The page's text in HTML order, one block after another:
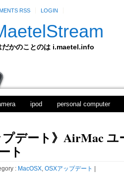
RSS LOGIN
だかのことのは i.maetel.info
ipod personal computer
プデート》AirMac
ト
: MacOSX, OSXアップデート